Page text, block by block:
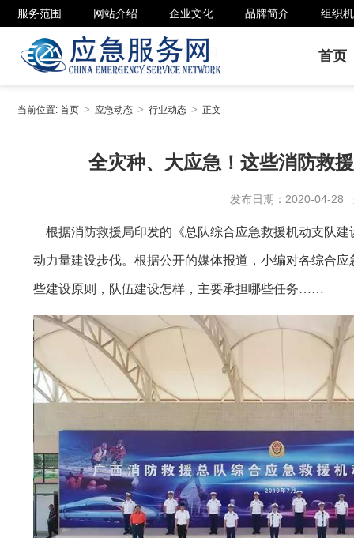
服务范围 网站介绍 企业文化 品牌简介 组织
首页
当前位置: 首页 应急动态 行业动态 正文
全灾种、大应急！这些消防救
发布日期：2020-04-28
根据消防救援局印发的《总队综合应急救援机动支队
动力量建设步伐。根据公开的媒体报道，小编对各综合
些建设原则，队伍建设怎样，主要承担哪些任务……